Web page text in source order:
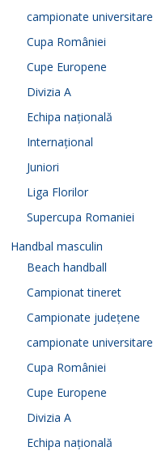
campionate universitare
Cupa României
Cupe Europene
Divizia A
Echipa națională
Internațional
Juniori
Liga Florilor
Supercupa Romaniei
Handbal masculin
Beach handball
Campionat tineret
Campionate județene
campionate universitare
Cupa României
Cupe Europene
Divizia A
Echipa națională